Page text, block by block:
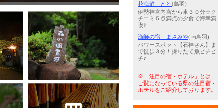
花海鮮 とと(鳥羽)
伊勢神宮内宮から車３０分☆ク
チコミ５点満点の夕食で海幸満
喫♪
漁師の宿 まさみや(南鳥羽)
パワースポット【石神さん】ま
で徒歩３分！採りたて魚ピチピ
チ♪
※「注目の宿・ホテル」とは、
ご覧になっている県の注目宿・
ホテルをご紹介しております。